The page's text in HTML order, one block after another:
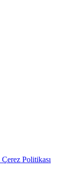
Çerez Politikası